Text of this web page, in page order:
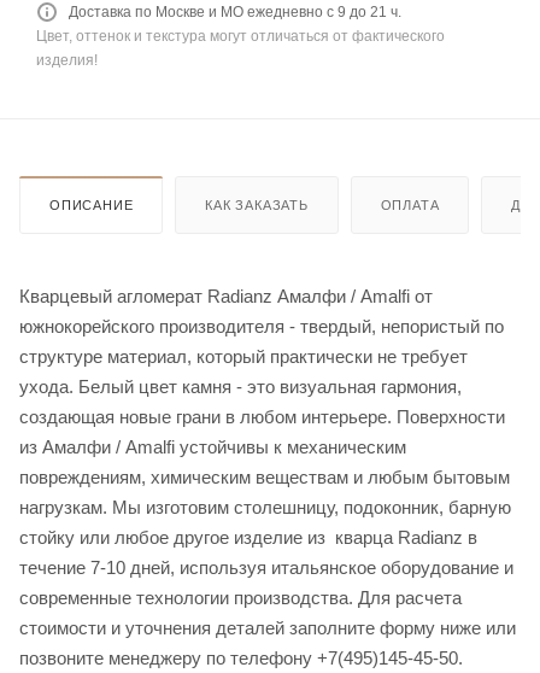
Доставка по Москве и МО ежедневно с 9 до 21 ч.
Цвет, оттенок и текстура могут отличаться от фактического
изделия!
ОПИСАНИЕ КАК ЗАКАЗАТЬ ОПЛАТА
Кварцевый агломерат Radianz Амалфи / Amalfi от
южнокорейского производителя - твердый, непористый по
структуре материал, который практически не требует
ухода. Белый цвет камня - это визуальная гармония,
создающая новые грани в любом интерьере. Поверхности
из Амалфи / Amalfi устойчивы к механическим
повреждениям, химическим веществам и любым бытовым
нагрузкам. Мы изготовим столешницу, подоконник, барную
стойку или любое другое изделие из кварца Radianz в
течение 7-10 дней, используя итальянское оборудование и
современные технологии производства. Для расчета
стоимости и уточнения деталей заполните форму ниже или
позвоните менеджеру по телефону +7(495)145-45-50.